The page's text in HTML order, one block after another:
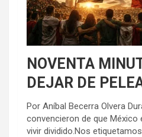
NOVENTA
DEJAR DE
Por Aníbal Becerra Olvera
convencieron de que México
vivir dividido.Nos